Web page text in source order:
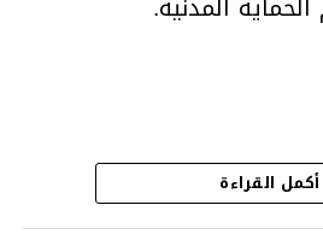
أكمل القراءة